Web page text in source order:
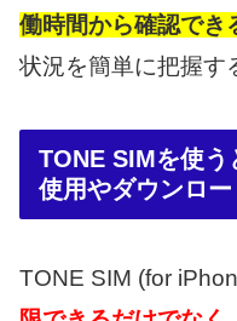
働時間から確認でき
状況を簡単に把握す
TONE SIMを使う
使用やダウンロ
TONE SIM (for